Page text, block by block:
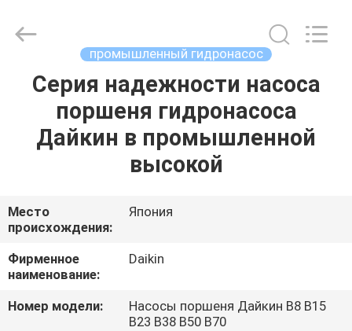
ДОМ
ПРОДУКТЫ
НАС
ПУТЕШЕСТВИЕ
ФАБРИКИ
Electronic
Limited.
промышленный гидронасос
Серия надежности насоса
поршеня гидронасоса
Дайкин в промышленной
высокой
Место
происхождения:
Япония
Фирменное
наименование:
Daikin
Номер модели:
Насосы поршеня Дайкин В8 В15
В23 В38 В50 В70